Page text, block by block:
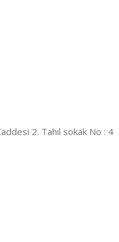
2. Tahıl sokak No : 4